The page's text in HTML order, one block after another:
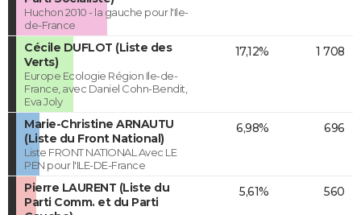
Huchon 2010 - la gauche pour l'Ile-
de-France
Cécile DUFLOT (Liste des
Verts)
Europe Ecologie Région Ile-de-
France, avec Daniel Cohn-Bendit,
Eva Joly
17,12% 1 708
Marie-Christine ARNAUTU
(Liste du Front National)
Liste FRONT NATIONAL Avec LE
PEN pour l'ILE-DE-France
6,98% 696
Pierre LAURENT (Liste du
Parti Comm. et du Parti
5,61% 560